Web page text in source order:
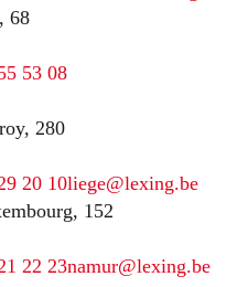
68
53 08
280
20 10liege@lexing.be
152
22 23namur@lexing.be